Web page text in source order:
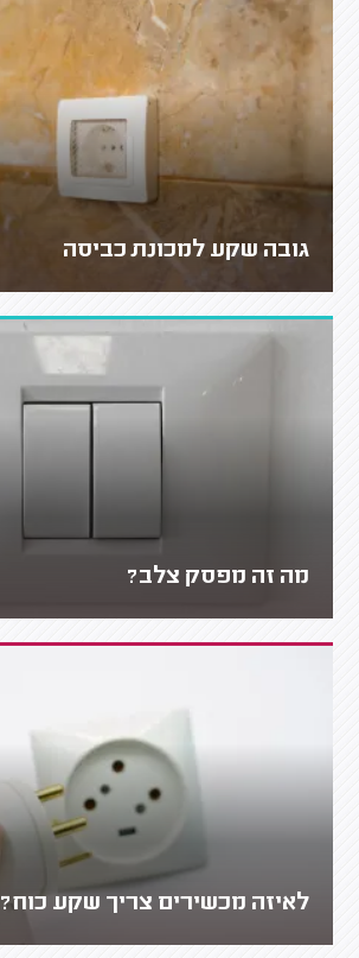
גובה שקע למכונת כביסה
מה זה מפסק צלב?
לאיזה מכשירים צריך שקע כוח?